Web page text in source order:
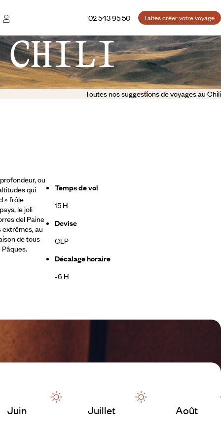
02 543 95 50 Faites créer votre voyage
CHILI
Toutes nos suggestions de voyages au Chili
ou
qui
» frôle
le joli
del Paine
au
de tous
Temps de vol
15 H
Devise
CLP
Décalage horaire
-6 H
Juin Juillet Août